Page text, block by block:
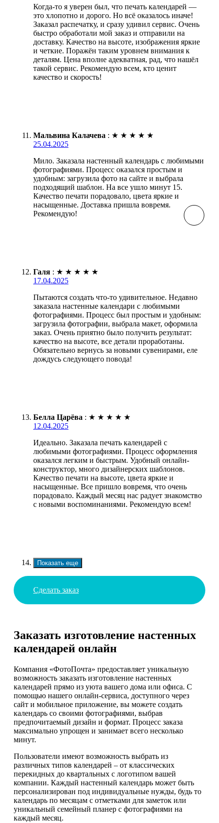
Когда-то я уверен был, что печать календарей —
это хлопотно и дорого. Но всё оказалось иначе!
Заказал распечатку, и сразу удивил сервис. Очень
быстро обработали мой заказ и отправили на
доставку. Качество на высоте, изображения яркие
и четкие. Поражён таким уровнем внимания к
деталям. Цена вполне адекватная, рад, что нашёл
такой сервис. Рекомендую всем, кто ценит
качество и скорость!
Мальвина Калачева : ★ ★ ★ ★ ★
25.04.2025
Мило. Заказала настенный календарь с любимыми
фотографиями. Процесс оказался простым и
удобным: загрузила фото на сайте и выбрала
подходящий шаблон. На все ушло минут 15.
Качество печати порадовало, цвета яркие и
насыщенные. Доставка пришла вовремя.
Рекомендую!
Галя : ★ ★ ★ ★ ★
17.04.2025
Пытаются создать что-то удивительное. Недавно
заказала настенные календари с любимыми
фотографиями. Процесс был простым и удобным:
загрузила фотографии, выбрала макет, оформила
заказ. Очень приятно было получить результат:
качество на высоте, все детали проработаны.
Обязательно вернусь за новыми сувенирами, еле
дождусь следующего повода!
Белла Царёва : ★ ★ ★ ★ ★
12.04.2025
Идеально. Заказала печать календарей с
любимыми фотографиями. Процесс оформления
оказался легким и быстрым. Удобный онлайн-
конструктор, много дизайнерских шаблонов.
Качество печати на высоте, цвета яркие и
насыщенные. Все пришло вовремя, что очень
порадовало. Каждый месяц нас радует знакомство
с новыми воспоминаниями. Рекомендую всем!
Показать еще
Сделать заказ
Заказать изготовление настенных
календарей онлайн
Компания «ФотоПочта» предоставляет уникальную
возможность заказать изготовление настенных
календарей прямо из уюта вашего дома или офиса. С
помощью нашего онлайн-сервиса, доступного через
сайт и мобильное приложение, вы можете создать
календарь со своими фотографиями, выбрав
предпочитаемый дизайн и формат. Процесс заказа
максимально упрощен и занимает всего несколько
минут.
Пользователи имеют возможность выбрать из
различных типов календарей – от классических
перекидных до квартальных с логотипом вашей
компании. Каждый настенный календарь может быть
персонализирован под индивидуальные нужды, будь то
календарь по месяцам с отметками для заметок или
уникальный семейный планер с фотографиями на
каждый месяц.